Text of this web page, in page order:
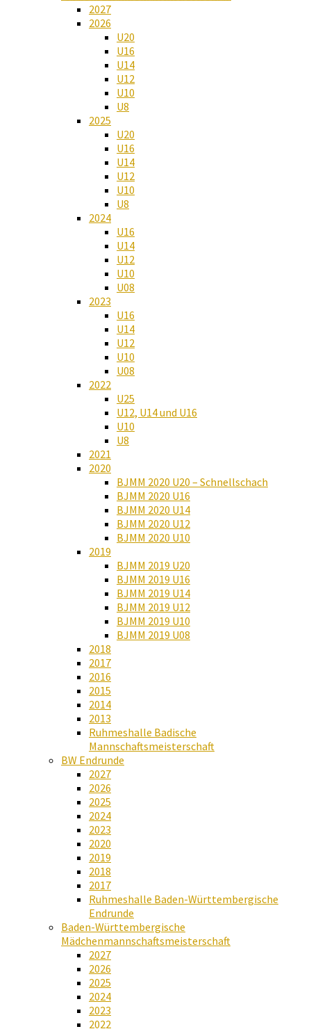
2027
2026
U20
U16
U14
U12
U10
U8
2025
U20
U16
U14
U12
U10
U8
2024
U16
U14
U12
U10
U08
2023
U16
U14
U12
U10
U08
2022
U25
U12, U14 und U16
U10
U8
2021
2020
BJMM 2020 U20 – Schnellschach
BJMM 2020 U16
BJMM 2020 U14
BJMM 2020 U12
BJMM 2020 U10
2019
BJMM 2019 U20
BJMM 2019 U16
BJMM 2019 U14
BJMM 2019 U12
BJMM 2019 U10
BJMM 2019 U08
2018
2017
2016
2015
2014
2013
Ruhmeshalle Badische
Mannschaftsmeisterschaft
BW Endrunde
2027
2026
2025
2024
2023
2020
2019
2018
2017
Ruhmeshalle Baden-Württembergische
Endrunde
Baden-Württembergische
Mädchenmannschaftsmeisterschaft
2027
2026
2025
2024
2023
2022